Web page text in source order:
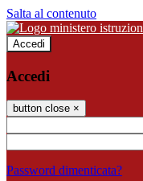
Salta al contenuto
Accedi
Accedi
button close ×
Password dimenticata?